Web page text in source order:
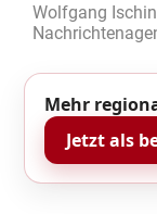
Wolfgang
Mehr
Jetzt als